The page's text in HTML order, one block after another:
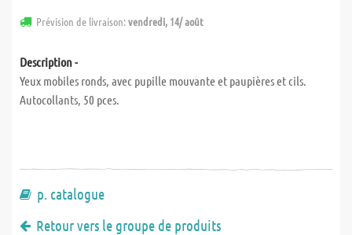
Prévision de livraison:vendredi, 14/ août
Description -
Yeux mobiles ronds, avec pupille mouvante et paupières et cils.
Autocollants, 50 pces.
p. catalogue
Retour vers le groupe de produits